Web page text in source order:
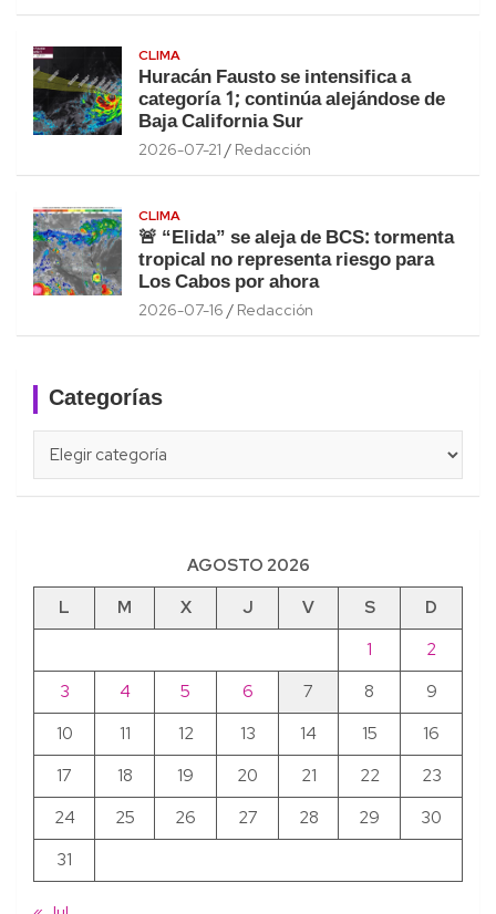
CLIMA
Huracán Fausto se intensifica a
categoría 1; continúa alejándose de
Baja California Sur
2026-07-21 Redacción
CLIMA
🚨 “Elida” se aleja de BCS: tormenta
tropical no representa riesgo para
Los Cabos por ahora
2026-07-16 Redacción
Categorías
AGOSTO 2026
L
M X J V S
D
1
2
3
4 5 6 7 8
9
10
11 12 13 14 15
16
17
18 19 20 21 22
23
24
25 26 27 28 29
30
31